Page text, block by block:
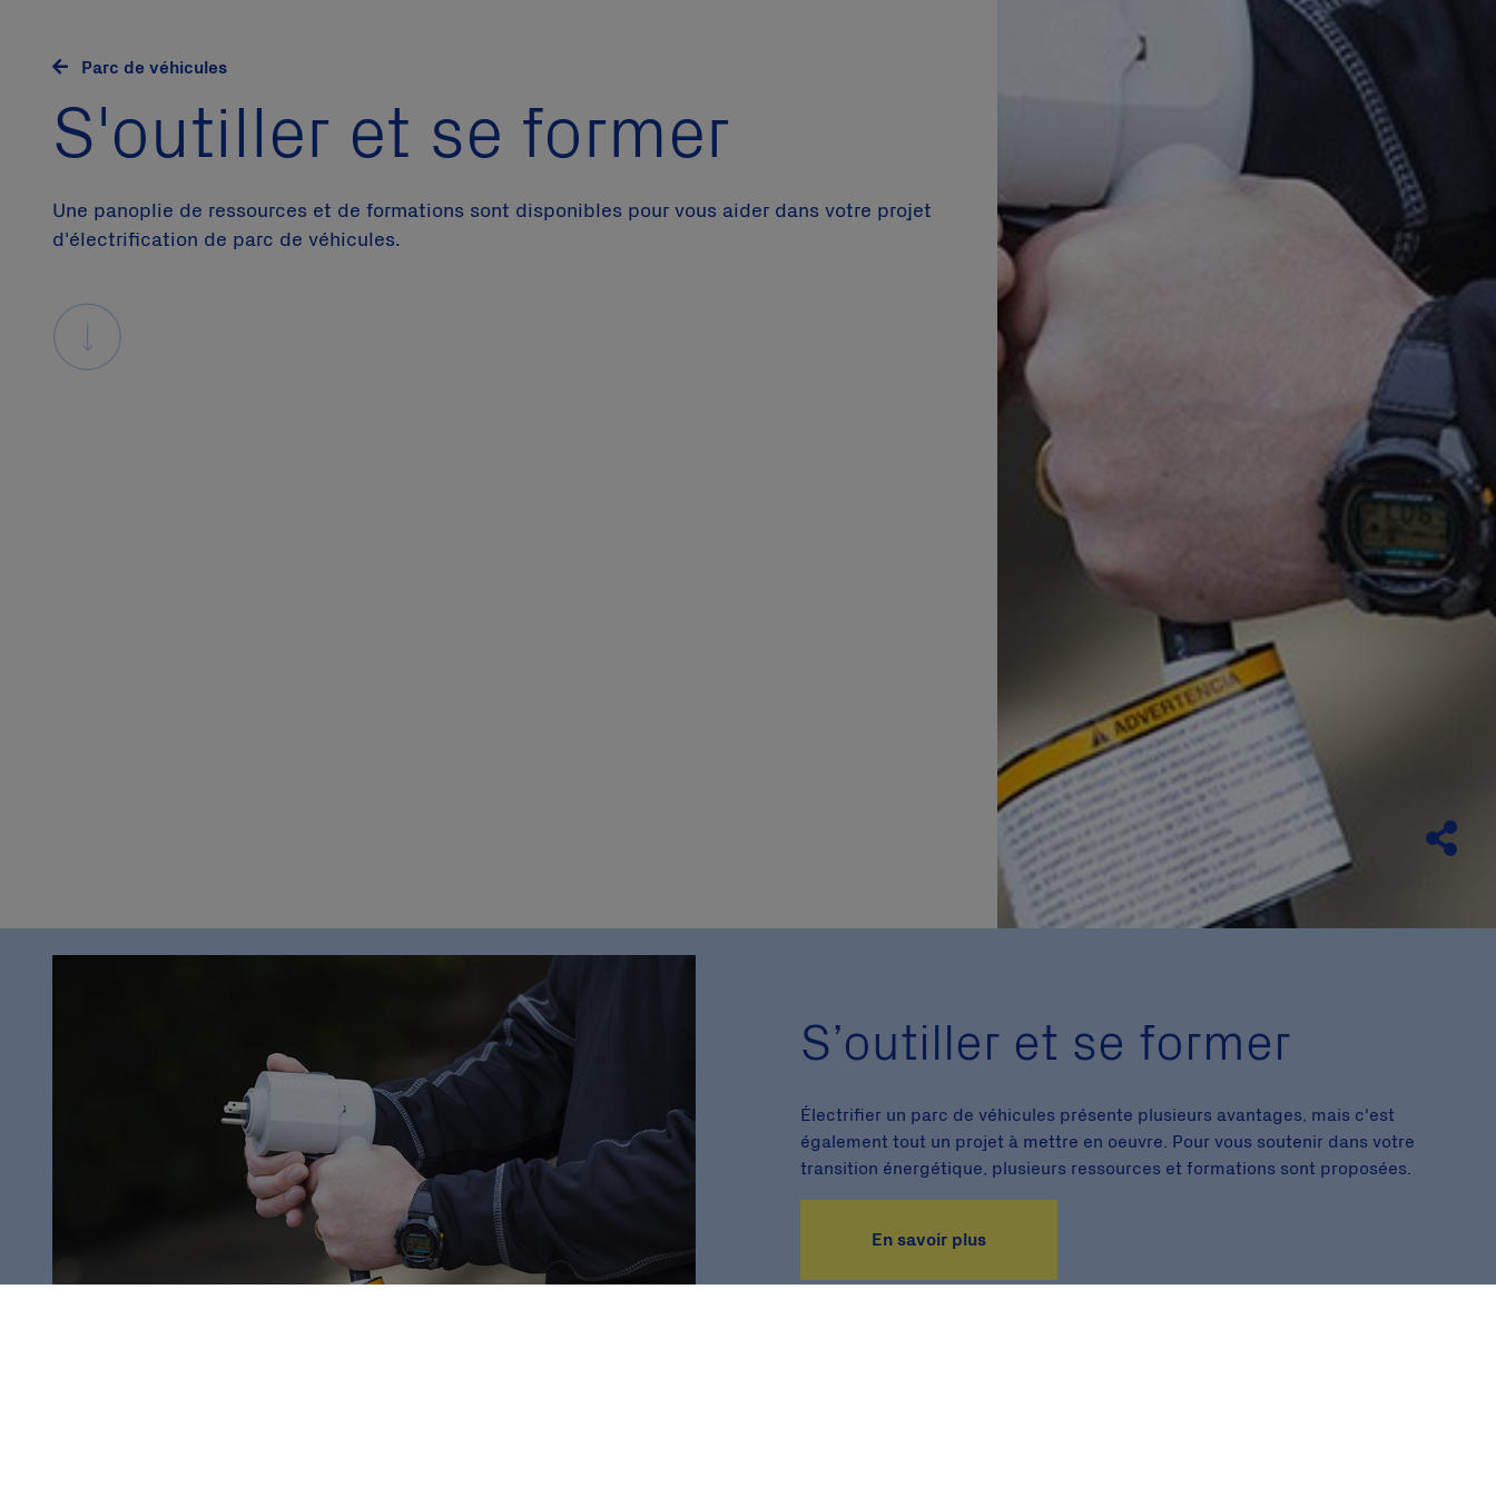
Parc de véhicules
S'outiller et se former
Une panoplie de ressources et de formations sont disponibles pour vous aider dans votre projet
d'électrification de parc de véhicules.
S’outiller et se former
Électrifier un parc de véhicules présente plusieurs avantages, mais c'est
également tout un projet à mettre en oeuvre. Pour vous soutenir dans votre
transition énergétique, plusieurs ressources et formations sont proposées.
En savoir plus